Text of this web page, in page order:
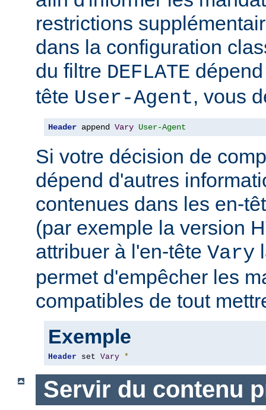
restrictions
dans la configuration
du filtre DEFLATE
tête User-Agent, vous
Header append Vary User-Agent
Si votre décision de
dépend d'autres
contenues dans les en-
(par exemple la version
attribuer à l'en-tête Vary
permet d'empêcher les
compatibles de tout
Exemple
Header set Vary *
Servir du contenu